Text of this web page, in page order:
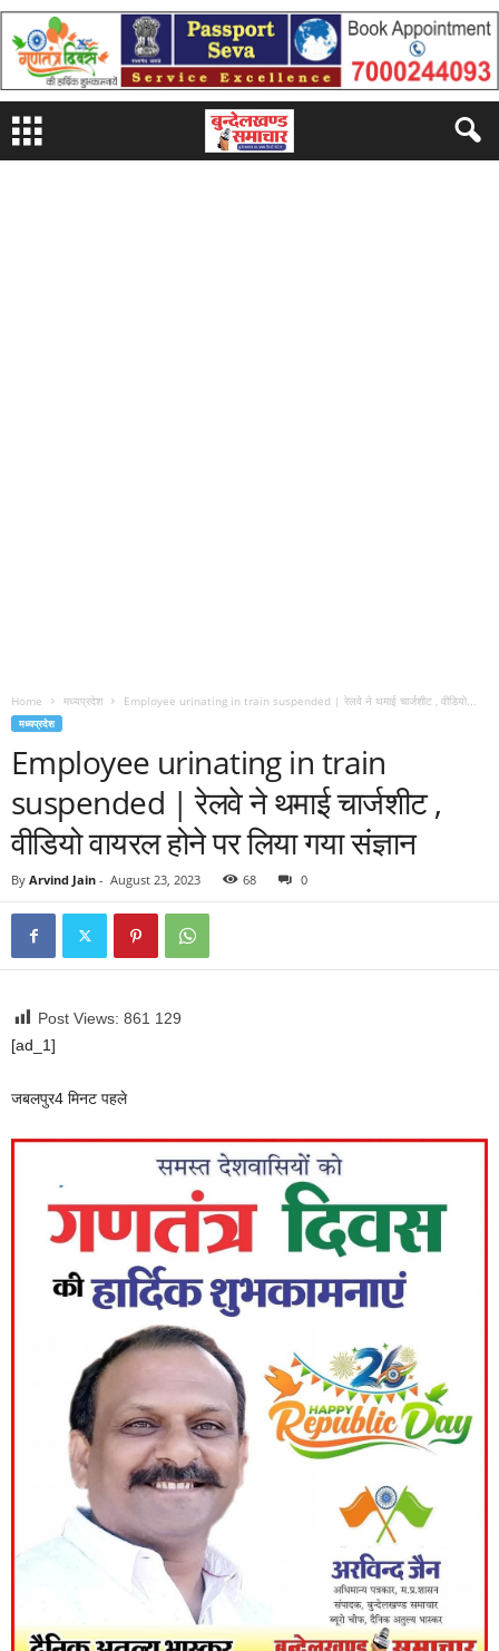
Home मध्यप्रदेश Employee urinating in train suspended | रेलवे ने थमाई चार्जशीट , वीडियो...
मध्यप्रदेश
Employee urinating in train
suspended | रेलवे ने थमाई चार्जशीट ,
वीडियो वायरल होने पर लिया गया संज्ञान
By Arvind Jain - August 23, 2023 68 0
Post Views: 861 129
[ad_1]
जबलपुर4 मिनट पहले